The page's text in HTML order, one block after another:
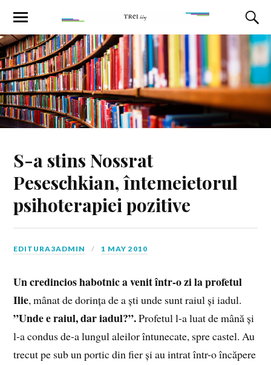
S-a stins Nossrat
Peseschkian, întemeietorul
psihoterapiei pozitive
EDITURA3ADMIN 1 MAY 2010
Un credincios habotnic a venit într-o zi la profetul
Ilie, mânat de dorința de a ști unde sunt raiul și iadul.
”Unde e raiul, dar iadul?”.Profetul l-a luat de mână și
l-a condus de-a lungul aleilor întunecate, spre castel. Au
trecut pe sub un portic din fier și au intrat într-o încăpere